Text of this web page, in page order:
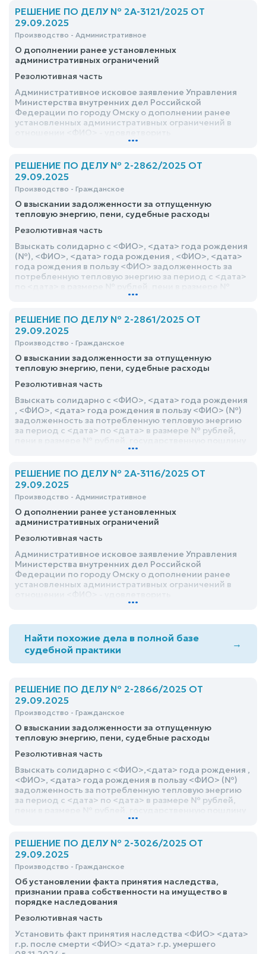
РЕШЕНИЕ ПО ДЕЛУ № 2А-3121/2025 ОТ
29.09.2025
Производство - Административное
О дополнении ранее установленных
административных ограничений
Резолютивная часть
Административное исковое заявление Управления
Министерства внутренних дел Российской
Федерации по городу Омску о дополнении ранее
установленных административных ограничений в
отношении <ФИО> - удовлетворить
...
РЕШЕНИЕ ПО ДЕЛУ № 2-2862/2025 ОТ
29.09.2025
Производство - Гражданское
О взыскании задолженности за отпущенную
тепловую энергию, пени, судебные расходы
Резолютивная часть
Взыскать солидарно с <ФИО>, <дата> года рождения
(№), <ФИО>, <дата> года рождения , <ФИО>, <дата>
года рождения в пользу <ФИО> задолженность за
потребленную тепловую энергию за период с <дата>
рублей, государственную пошлину в размере №
...
РЕШЕНИЕ ПО ДЕЛУ № 2-2861/2025 ОТ
29.09.2025
Производство - Гражданское
О взыскании задолженности за отпущенную
тепловую энергию, пени, судебные расходы
Резолютивная часть
Взыскать солидарно с <ФИО>, <дата> года рождения
, <ФИО>, <дата> года рождения в пользу <ФИО> (№)
задолженность за потребленную тепловую энергию
за период с <дата> по <дата> в размере № рублей,
в размере № рублей, почтовые расходы № рубля
...
РЕШЕНИЕ ПО ДЕЛУ № 2А-3116/2025 ОТ
29.09.2025
Производство - Административное
О дополнении ранее установленных
административных ограничений
Резолютивная часть
Административное исковое заявление Управления
Министерства внутренних дел Российской
Федерации по городу Омску о дополнении ранее
установленных административных ограничений в
отношении <ФИО> - удовлетворить
...
Найти похожие дела в полной базе
судебной практики
→
РЕШЕНИЕ ПО ДЕЛУ № 2-2866/2025 ОТ
29.09.2025
Производство - Гражданское
О взыскании задолженности за отпущенную
тепловую энергию, пени, судебные расходы
Резолютивная часть
Взыскать солидарно с <ФИО>,<дата> года рождения ,
<ФИО>, <дата> года рождения в пользу <ФИО> (№)
задолженность за потребленную тепловую энергию
за период с <дата> по <дата> в размере № рублей,
в размере № рублей, почтовые расходы в размере №
...
РЕШЕНИЕ ПО ДЕЛУ № 2-3026/2025 ОТ
29.09.2025
Производство - Гражданское
Об установлении факта принятия наследства,
признании права собственности на имущество в
порядке наследования
Резолютивная часть
Установить факт принятия наследства <ФИО> <дата>
г.р. после смерти <ФИО> <дата> г.р. умершего